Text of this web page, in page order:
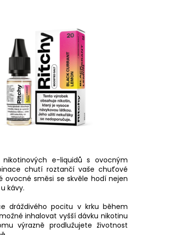
e-liquidů s ovocným
chutí roztančí vaše chuťové
směsi se skvěle hodí nejen
kávy.
dráždivého pocitu v krku během
inhalovat vyšší dávku nikotinu
výrazně prodlužujete životnost